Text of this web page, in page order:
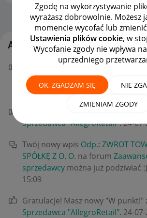
Zgodę na wykorzystywanie
wyrażasz dobrowolnie. Możesz
momencie wycofać lub
Ustawienia plików cookie, w
Wycofanie zgody nie wpływa
uprzedniego
OK, ZGADZAM SIĘ NIE
ZMIENIAM ZGODY
Strona Główna
Aktywność profitools
Gratulacje! Masz nowy "W punkt!"
ZWROT TOWARU PRZEZ SPÓŁKĘ Z
21:18
Sprzedawca "AllegroRetail".‎24-
Twój nowy wpis Odp.: ZWROT
SPÓŁKĘ Z O. O. na forum
sprzedawcy można już podziwiać :)
15:09
Gratulacje! Masz nowy "W punkt!"
Sprzedawca "AllegroRetail". ‎24-